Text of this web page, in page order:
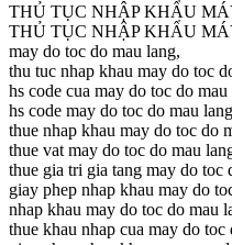
THỦ TỤC NHẬP KHẨU
THỦ TỤC NHẬP KHẨU
may do toc do mau lang,
thu tuc nhap khau may do toc
hs code cua may do toc do mau
hs code may do toc do mau
thue nhap khau may do toc do
thue vat may do toc do mau
thue gia tri gia tang may do toc
giay phep nhap khau may do
nhap khau may do toc do mau
thue khau nhap cua may do toc